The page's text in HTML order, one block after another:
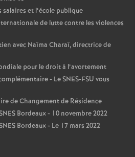
e
i
g
n
e
et l’école publique
de lutte contre les violences
avec Naïma Charaï, directrice de
pour le droit à l’avortement
- Le SNES-FSU vous
de Changement de Résidence
Bordeaux - 10 novembre 2022
Bordeaux - Le 17 mars 2022